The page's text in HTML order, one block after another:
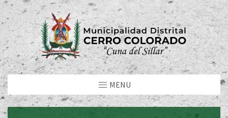
MENU